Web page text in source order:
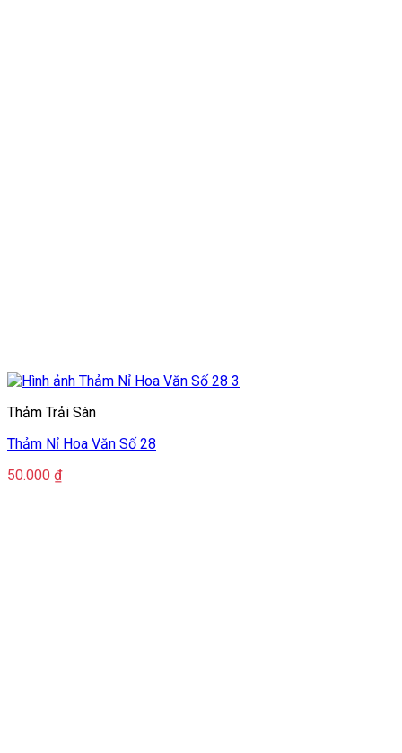
Thảm Trải Sàn
Thảm Nỉ Hoa Văn Số 28
50.000 ₫